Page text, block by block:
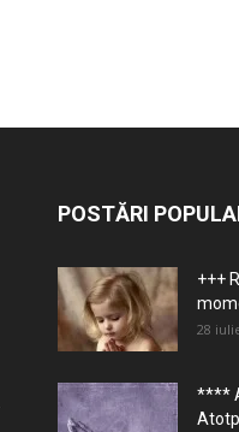
POSTĂRI
+++
28
****